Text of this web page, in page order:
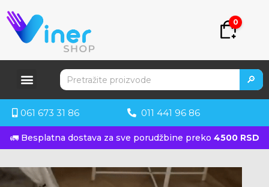
0
🔎
061 673 31 86 011 441 96 86
🚛 Besplatna dostava za sve porudžbine preko 4500 RSD
KUPITE ODMAH